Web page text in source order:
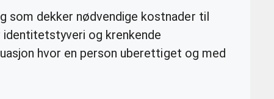
som dekker nødvendige kostnader til
og krenkende
hvor en person uberettiget og med